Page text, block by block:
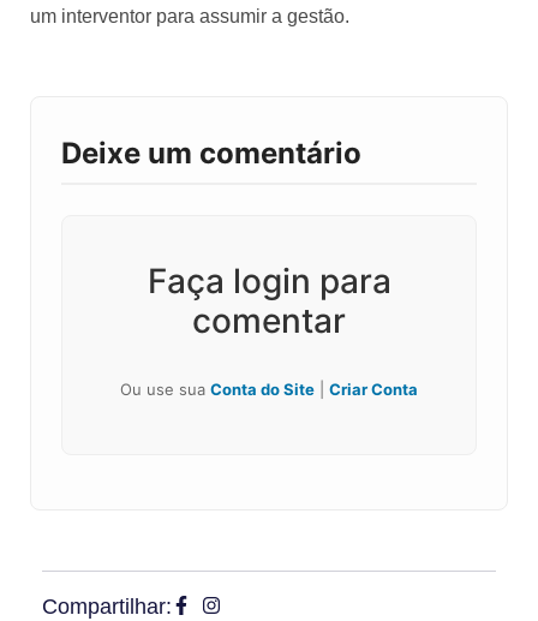
um interventor para assumir a gestão.
Deixe um comentário
Faça login para
comentar
Ou use sua Conta do Site Criar Conta
Compartilhar: